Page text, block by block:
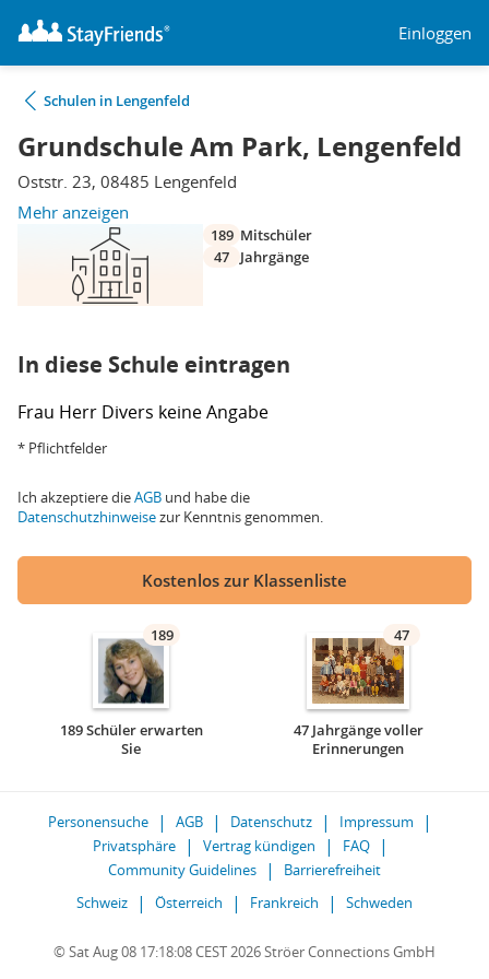
Einloggen
Schulen in Lengenfeld
Grundschule Am Park, Lengenfeld
Oststr. 23, 08485 Lengenfeld
Mehr anzeigen
189 Mitschüler
47
Jahrgänge
In diese Schule eintragen
Frau Herr Divers keine Angabe
* Pflichtfelder
Ich akzeptiere dieAGB und habe die
Datenschutzhinweisezur Kenntnis genommen.
Kostenlos zur Klassenliste
189
189 Schüler erwarten
Sie
47
47 Jahrgänge voller
Erinnerungen
Personensuche AGB Datenschutz
Impressum
Privatsphäre
Vertrag kündigen
FAQ
Community Guidelines
Barrierefreiheit
Schweiz
Österreich Frankreich Schweden
© Sat Aug 08 17:18:08 CEST 2026 Ströer Connections GmbH